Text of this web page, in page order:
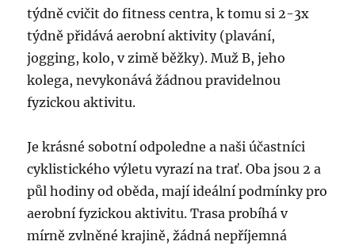
týdně cvičit do fitness centra, k tomu si 2-3x
týdně přidává aerobní aktivity (plavání,
jogging, kolo, v zimě běžky). Muž B, jeho
kolega, nevykonává žádnou pravidelnou
fyzickou aktivitu.
Je krásné sobotní odpoledne a naši účastníci
cyklistického výletu vyrazí na trať. Oba jsou 2 a
půl hodiny od oběda, mají ideální podmínky pro
aerobní fyzickou aktivitu. Trasa probíhá v
mírně zvlněné krajině, žádná nepříjemná